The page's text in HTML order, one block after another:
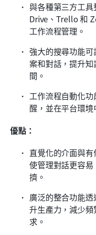
與各種第三方工
Drive、Trello 和
工作流程管理。
強大的搜尋功能
案和對話，提升
間。
工作流程自動化
醒，並在平台環境
優點：
直覺化的介面與
使管理對話更容
擠。
廣泛的整合功能
升生產力，減少
求。